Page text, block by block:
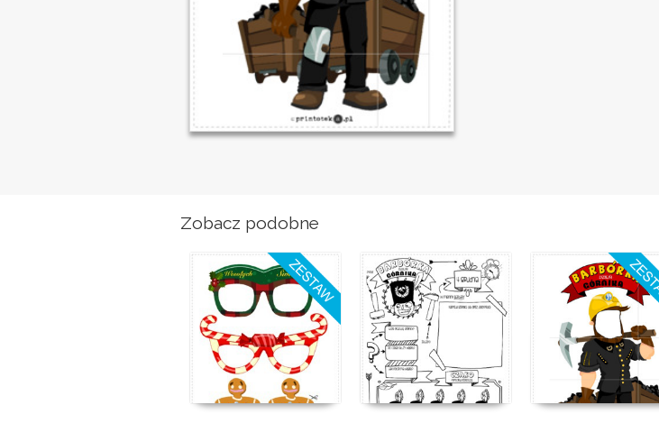
Zobacz podobne